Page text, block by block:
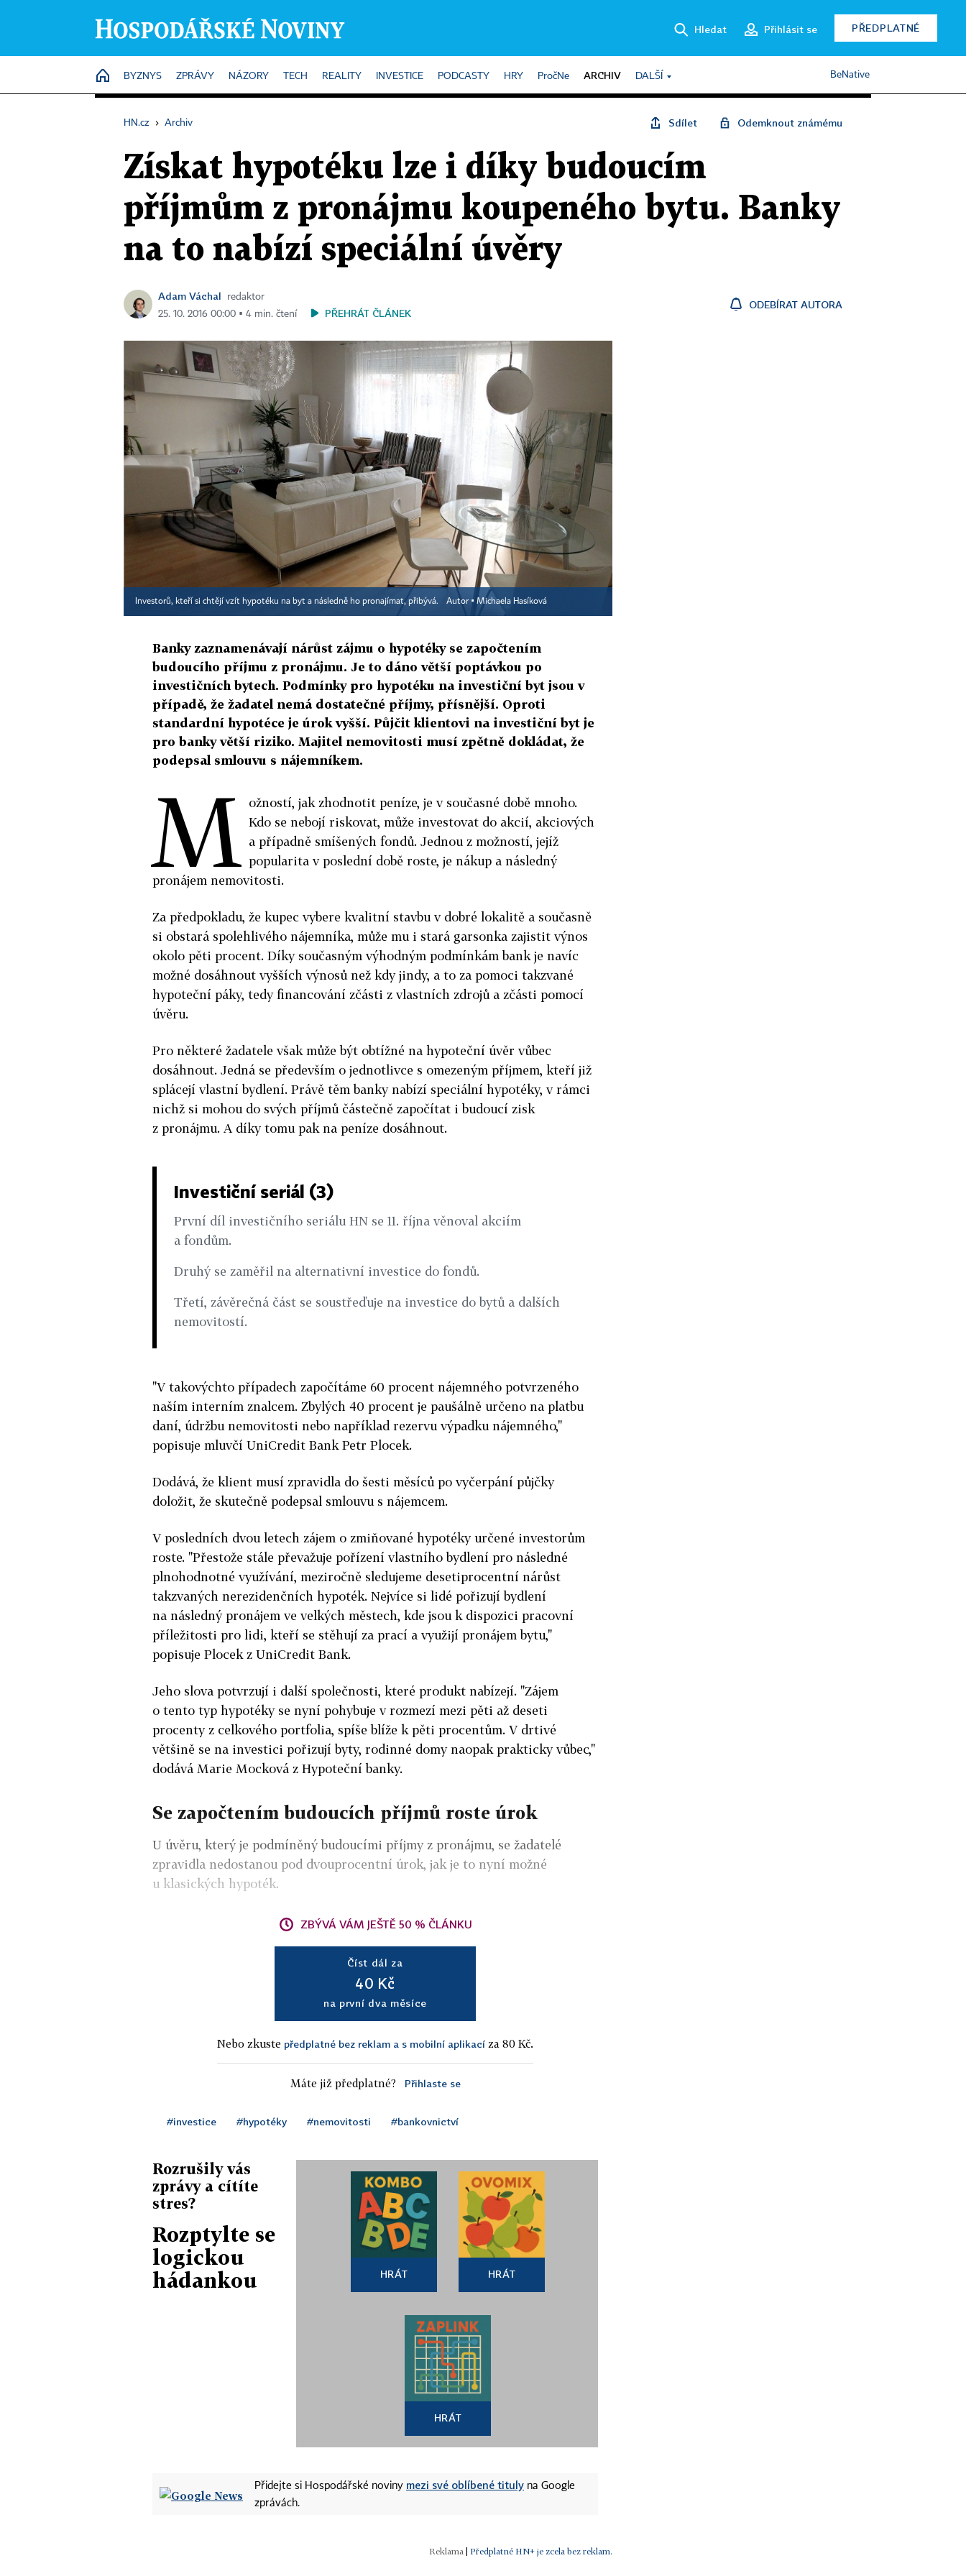
Hledat Přihlásit se PŘEDPLATNÉ
HOME
BYZNYS ZPRÁVY NÁZORY TECH REALITY INVESTICE PODCASTY HRY PročNe ARCHIV DALŠÍ BeNative
HN.cz › Archiv Sdílet Odemknout známému
Získat hypotéku lze i díky budoucím
příjmům z pronájmu koupeného bytu. Banky
na to nabízí speciální úvěry
Adam Váchal
redaktor
25. 10. 2016 00:00 ▪ 4 min. čtení
PŘEHRÁT ČLÁNEK
ODEBÍRAT AUTORA
Investorů, kteří si chtějí vzít hypotéku na byt a následně ho pronajímat, přibývá. Autor ▪ Michaela Hasíková
Banky zaznamenávají nárůst zájmu o hypotéky se započtením
budoucího příjmu z pronájmu. Je to dáno větší poptávkou po
investičních bytech. Podmínky pro hypotéku na investiční byt jsou v
případě, že žadatel nemá dostatečné příjmy, přísnější. Oproti
standardní hypotéce je úrok vyšší. Půjčit klientovi na investiční byt je
pro banky větší riziko. Majitel nemovitosti musí zpětně dokládat, že
podepsal smlouvu s nájemníkem.
M ožností, jak zhodnotit peníze, je v současné době mnoho.
Kdo se nebojí riskovat, může investovat do akcií, akciových
a případně smíšených fondů. Jednou z možností, jejíž
popularita v poslední době roste, je nákup a následný
pronájem nemovitosti.
Za předpokladu, že kupec vybere kvalitní stavbu v dobré lokalitě a současně
si obstará spolehlivého nájemníka, může mu i stará garsonka zajistit výnos
okolo pěti procent. Díky současným výhodným podmínkám bank je navíc
možné dosáhnout vyšších výnosů než kdy jindy, a to za pomoci takzvané
hypoteční páky, tedy financování zčásti z vlastních zdrojů a zčásti pomocí
úvěru.
Pro některé žadatele však může být obtížné na hypoteční úvěr vůbec
dosáhnout. Jedná se především o jednotlivce s omezeným příjmem, kteří již
splácejí vlastní bydlení. Právě těm banky nabízí speciální hypotéky, v rámci
nichž si mohou do svých příjmů částečně započítat i budoucí zisk
z pronájmu. A díky tomu pak na peníze dosáhnout.
Investiční seriál (3)
První díl investičního seriálu HN se 11. října věnoval akciím
a fondům.
Druhý se zaměřil na alternativní investice do fondů.
Třetí, závěrečná část se soustřeďuje na investice do bytů a dalších
nemovitostí.
"V takovýchto případech započítáme 60 procent nájemného potvrzeného
naším interním znalcem. Zbylých 40 procent je paušálně určeno na platbu
daní, údržbu nemovitosti nebo například rezervu výpadku nájemného,"
popisuje mluvčí UniCredit Bank Petr Plocek.
Dodává, že klient musí zpravidla do šesti měsíců po vyčerpání půjčky
doložit, že skutečně podepsal smlouvu s nájemcem.
V posledních dvou letech zájem o zmiňované hypotéky určené investorům
roste. "Přestože stále převažuje pořízení vlastního bydlení pro následné
plnohodnotné využívání, meziročně sledujeme desetiprocentní nárůst
takzvaných nerezidenčních hypoték. Nejvíce si lidé pořizují bydlení
na následný pronájem ve velkých městech, kde jsou k dispozici pracovní
příležitosti pro lidi, kteří se stěhují za prací a využijí pronájem bytu,"
popisuje Plocek z UniCredit Bank.
Jeho slova potvrzují i další společnosti, které produkt nabízejí. "Zájem
o tento typ hypotéky se nyní pohybuje v rozmezí mezi pěti až deseti
procenty z celkového portfolia, spíše blíže k pěti procentům. V drtivé
většině se na investici pořizují byty, rodinné domy naopak prakticky vůbec,"
dodává Marie Mocková z Hypoteční banky.
Se započtením budoucích příjmů roste úrok
U úvěru, který je podmíněný budoucími příjmy z pronájmu, se žadatelé
zpravidla nedostanou pod dvouprocentní úrok, jak je to nyní možné
u klasických hypoték.
ZBÝVÁ VÁM JEŠTĚ 50 % ČLÁNKU
Číst dál za
40 Kč
na první dva měsíce
Nebo zkuste předplatné bez reklam a s mobilní aplikací za 80 Kč.
Máte již předplatné? Přihlaste se
#investice #hypotéky #nemovitosti #bankovnictví
Rozrušily vás
zprávy a cítíte
stres?
Rozptylte se
logickou
hádankou
HRÁT HRÁT
HRÁT
Přidejte si Hospodářské noviny mezi své oblíbené tituly na Google
zprávách.
| Předplatné HN+ je zcela bez reklam.